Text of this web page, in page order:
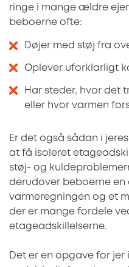
ringe i mange ældre
beboerne ofte:
Døjer med støj fra
Oplever uforklarligt
Har steder, hvor det
eller hvor varmen
Er det også sådan i
at få isoleret
støj- og
derudover beboerne en
varmeregningen og et
der er mange fordele
etageadskillelserne.
Det er en opgave for jer